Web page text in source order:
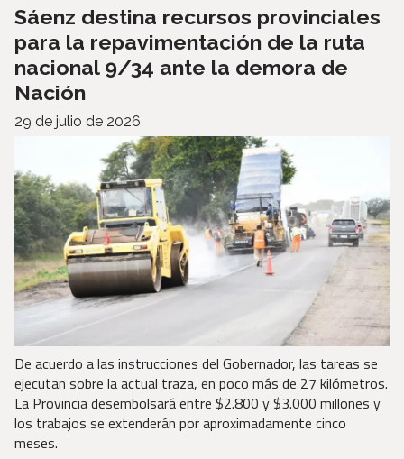
Sáenz destina recursos provinciales
para la repavimentación de la ruta
nacional 9/34 ante la demora de
Nación
29 de julio de 2026
De acuerdo a las instrucciones del Gobernador, las tareas se
ejecutan sobre la actual traza, en poco más de 27 kilómetros.
La Provincia desembolsará entre $2.800 y $3.000 millones y
los trabajos se extenderán por aproximadamente cinco
meses.